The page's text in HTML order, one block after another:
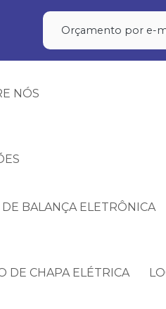
Orçamento por e-
NÓS
BALANÇA ELETRÔNICA
DE CHAPA ELÉTRICA